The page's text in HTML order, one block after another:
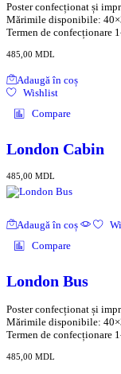
Poster confecționat și
Mărimile disponibile:
Termen de confecționare
485,00 MDL
Adaugă în coș
Wishlist
Compare
London Cabin
485,00 MDL
Adaugă în coș
Compare
London Bus
Poster confecționat și
Mărimile disponibile:
Termen de confecționare
485,00 MDL